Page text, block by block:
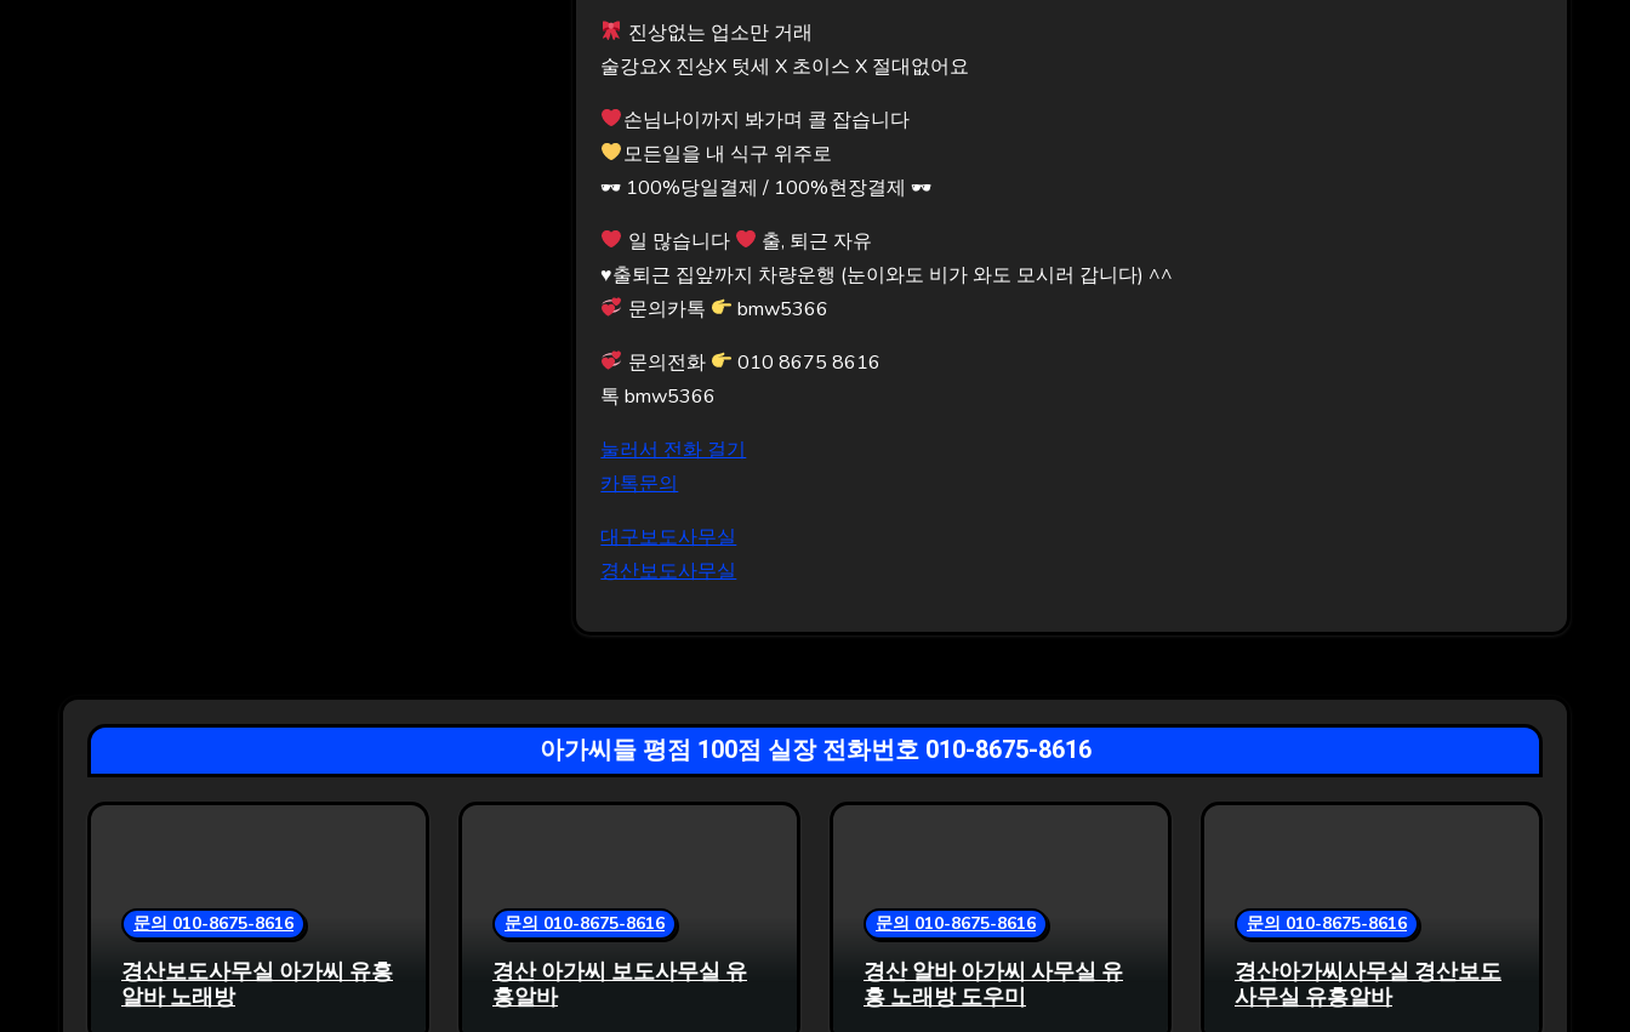
진상없는 업소만 거래
술강요X 진상X 텃세 X 초이스 X 절대없어요
손님나이까지 봐가며 콜 잡습니다
모든일을 내 식구 위주로
🕶 100%당일결제 / 100%현장결제 🕶
일 많습니다
출, 퇴근 자유
♥️출퇴근 집앞까지 차량운행 (눈이와도 비가 와도 모시러 갑니다) ^^
문의카톡
bmw5366
문의전화
010 8675 8616
톡 bmw5366
눌러서 전화 걸기
카톡문의
대구보도사무실
경산보도사무실
아가씨들 평점 100점 실장 전화번호 010-8675-8616
문의 010-8675-8616
경산보도사무실 아가씨 유흥
알바 노래방
문의 010-8675-8616
경산 아가씨 보도사무실 유
흥알바
문의 010-8675-8616
경산 알바 아가씨 사무실 유
흥 노래방 도우미
문의 010-8675-8616
경산아가씨사무실 경산보도
사무실 유흥알바